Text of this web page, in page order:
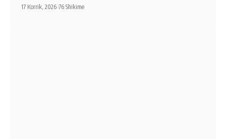
17 Korrik, 2026 76 Shikime